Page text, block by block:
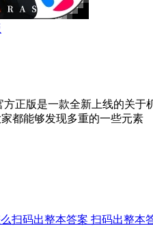
方正版是一款全新上线的关于
都能够发现多重的一些元素
扫码出整本答案 扫码出整本